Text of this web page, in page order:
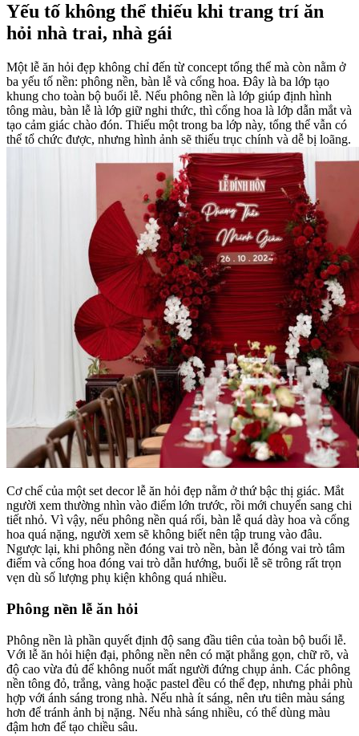
Yếu tố không thể thiếu khi trang trí ăn
hỏi nhà trai, nhà gái
Một lễ ăn hỏi đẹp không chỉ đến từ concept tổng thể mà còn nằm ở
ba yếu tố nền: phông nền, bàn lễ và cổng hoa. Đây là ba lớp tạo
khung cho toàn bộ buổi lễ. Nếu phông nền là lớp giúp định hình
tông màu, bàn lễ là lớp giữ nghi thức, thì cổng hoa là lớp dẫn mắt và
tạo cảm giác chào đón. Thiếu một trong ba lớp này, tổng thể vẫn có
thể tổ chức được, nhưng hình ảnh sẽ thiếu trục chính và dễ bị loãng.
Cơ chế của một set decor lễ ăn hỏi đẹp nằm ở thứ bậc thị giác. Mắt
người xem thường nhìn vào điểm lớn trước, rồi mới chuyển sang chi
tiết nhỏ. Vì vậy, nếu phông nền quá rối, bàn lễ quá dày hoa và cổng
hoa quá nặng, người xem sẽ không biết nên tập trung vào đâu.
Ngược lại, khi phông nền đóng vai trò nền, bàn lễ đóng vai trò tâm
điểm và cổng hoa đóng vai trò dẫn hướng, buổi lễ sẽ trông rất trọn
vẹn dù số lượng phụ kiện không quá nhiều.
Phông nền lễ ăn hỏi
Phông nền là phần quyết định độ sang đầu tiên của toàn bộ buổi lễ.
Với lễ ăn hỏi hiện đại, phông nền nên có mặt phẳng gọn, chữ rõ, và
độ cao vừa đủ để không nuốt mất người đứng chụp ảnh. Các phông
nền tông đỏ, trắng, vàng hoặc pastel đều có thể đẹp, nhưng phải phù
hợp với ánh sáng trong nhà. Nếu nhà ít sáng, nên ưu tiên màu sáng
hơn để tránh ảnh bị nặng. Nếu nhà sáng nhiều, có thể dùng màu
đậm hơn để tạo chiều sâu.